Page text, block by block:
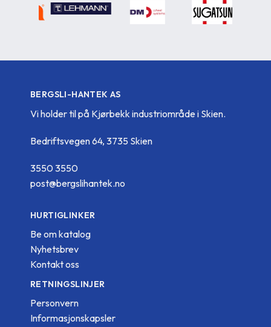
BERGSLI-HANTEK AS
Vi holder til på Kjørbekk industriområde i Skien.
Bedriftsvegen 64, 3735 Skien
3550 3550
post@bergslihantek.no
HURTIGLINKER
Be om katalog
Nyhetsbrev
Kontakt oss
RETNINGSLINJER
Personvern
Informasjonskapsler